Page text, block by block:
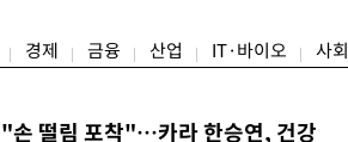
경제 금융 산업 IT·바이오 사회
"손 떨림 포착"…카라 한승연, 건강